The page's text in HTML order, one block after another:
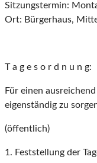
Sitzungstermin:
Ort: Bürgerhaus,
T a g e s o r d n u n g:
Für einen
eigenständig zu
(öffentlich)
1. Feststellung der